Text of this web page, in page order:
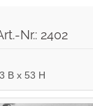
Nr.: 2402
B x 53 H